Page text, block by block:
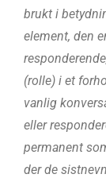
brukt i
element, den
(rolle) i et
vanlig
eller
permanent
der de